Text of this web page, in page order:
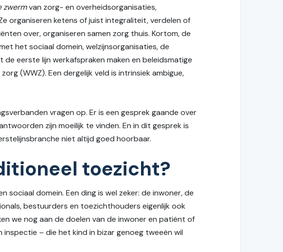
zwermvan zorg- en overheidsorganisaties,
organiseren ketens of juist integraliteit, verdelen of
over, organiseren samen zorg thuis. Kortom, de
het sociaal domein, welzijnsorganisaties, de
eerste lijn werkafspraken maken en beleidsmatige
(WWZ). Een dergelijk veld is intrinsiek ambigue,
vragen op. Er is een gesprek gaande over
zijn moeilijk te vinden. En in dit gesprek is
niet altijd goed hoorbaar.
toezicht?
domein. Een ding is wel zeker: de inwoner, de
bestuurders en toezichthouders eigenlijk ook
we nog aan de doelen van de inwoner en patiënt of
inspectie – die het kind in bizar genoeg tweeën wil